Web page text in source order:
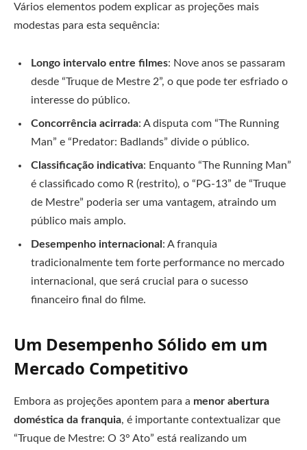
Vários elementos podem explicar as projeções mais
modestas para esta sequência:
Longo intervalo entre filmes: Nove anos se passaram
desde “Truque de Mestre 2”, o que pode ter esfriado o
interesse do público.
Concorrência acirrada: A disputa com “The Running
Man” e “Predator: Badlands” divide o público.
Classificação indicativa: Enquanto “The Running Man”
é classificado como R (restrito), o “PG-13” de “Truque
de Mestre” poderia ser uma vantagem, atraindo um
público mais amplo.
Desempenho internacional : A franquia
tradicionalmente tem forte performance no mercado
internacional, que será crucial para o sucesso
financeiro final do filme.
Um Desempenho Sólido em um
Mercado Competitivo
Embora as projeções apontem para a menor abertura
doméstica da franquia, é importante contextualizar que
“Truque de Mestre: O 3° Ato” está realizando um